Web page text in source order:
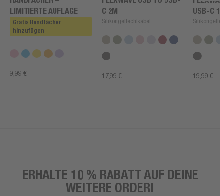
LIMITIERTE AUFLAGE
Gratis Handfächer
hinzufügen
9,99 €
C 2M
Silikongeflechtkabel
17,99 €
USB-C
19,99 €
ERHALTE 10 % RABATT AUF DEINE
WEITERE ORDER!